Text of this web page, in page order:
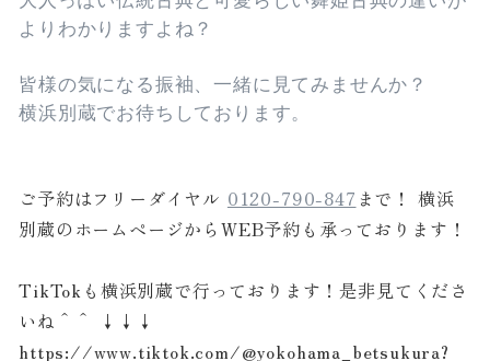
よりわかりますよね？
皆様の気になる振袖、一緒に見てみませんか？
横浜別蔵でお待ちしております。
ご予約はフリーダイヤル 0120-790-847 まで！ 横浜
別蔵のホームページからWEB予約も承っております！
TikTokも横浜別蔵で行っております！是非見てくださ
いね＾＾ ↓↓↓
https://www.tiktok.com/@yokohama_betsukura?